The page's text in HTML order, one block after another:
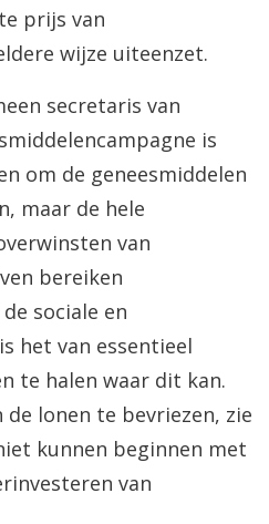
prijs van
wijze uiteenzet.
secretaris van
is
om de geneesmiddelen
maar de hele
van
bereiken
sociale en
het van essentieel
te halen waar dit kan.
de lonen te bevriezen, zie
kunnen beginnen met
van